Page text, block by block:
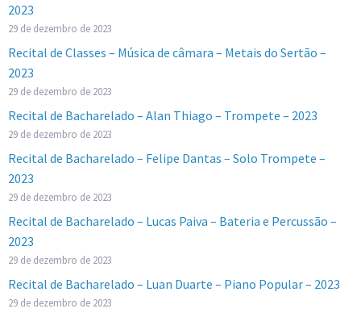
2023
29 de dezembro de 2023
Recital de Classes – Música de câmara – Metais do Sertão –
2023
29 de dezembro de 2023
Recital de Bacharelado – Alan Thiago – Trompete – 2023
29 de dezembro de 2023
Recital de Bacharelado – Felipe Dantas – Solo Trompete –
2023
29 de dezembro de 2023
Recital de Bacharelado – Lucas Paiva – Bateria e Percussão –
2023
29 de dezembro de 2023
Recital de Bacharelado – Luan Duarte – Piano Popular – 2023
29 de dezembro de 2023